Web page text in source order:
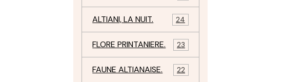
ALTIANI, LA NUIT. 24
FLORE PRINTANIERE. 23
FAUNE ALTIANAISE. 22